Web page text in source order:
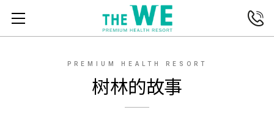
메뉴열기
PREMIUM HEALTH RESORT
树林的故事